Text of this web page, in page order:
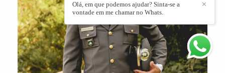
✕
Olá, em que podemos ajudar? Sinta-se a
vontade em me chamar no Whats.